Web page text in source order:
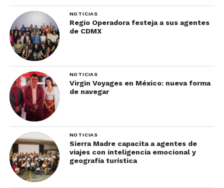
NOTICIAS
Regio Operadora festeja a sus agentes
de CDMX
NOTICIAS
Virgin Voyages en México: nueva forma
de navegar
NOTICIAS
Sierra Madre capacita a agentes de
viajes con inteligencia emocional y
geografía turística